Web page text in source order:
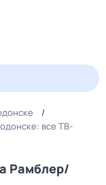
все ТВ-
Рамблер/